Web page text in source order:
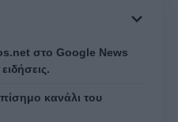
στο Google News
κανάλι του